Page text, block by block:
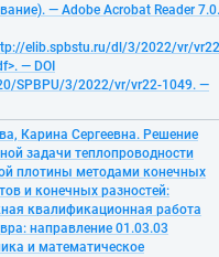
— Adobe Acrobat Reader 7.0.
elib.spbstu.ru/dl/3/2022/vr/
— DOI
SPBPU/3/2022/vr/vr22-1049. —
Карина Сергеевна. Решение
задачи теплопроводности
плотины методами конечных
и конечных разностей:
квалификационная работа
направление 01.03.03
и математическое